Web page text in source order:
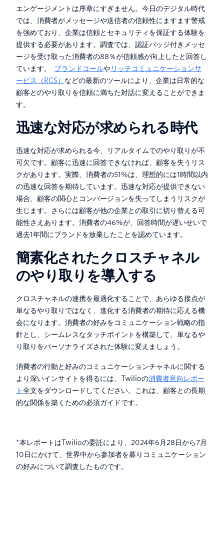
エンゲージメントは序章にすぎません。今日のデジタル時代
では、消費者がメッセージや送信者の信頼性にますます警戒
を強めており、企業は信頼とセキュリティを保証する体験を
提供する必要があります。調査では、認証バッジ付きメッセ
ージを受け取った消費者の88％が信頼感が向上したと回答し
ています。 ブランドコールやリッチコミュニケーションサ
ービス（RCS） などの最新のツールにより、企業は日常的な
顧客とのやり取りを信頼に満ちた対話に変えることができま
す。
迅速な対応が求められる時代
迅速な対応が求められる今、リアルタイムでのやり取りが不
可欠です。顧客に迅速に回答できなければ、顧客を失うリス
クがあります。実際、消費者の51%は、理想的には1時間以内
の迅速な回答を期待しています。迅速な対応が提供できない
場合、顧客の関心とコンバージョンを失ってしまうリスクが
生じます。さらには顧客が他の企業との取引に切り替える可
能性さえあります。消費者の46%が、回答時間が遅いせいで
過去1年間にブランドを放棄したことを認めています。
簡素化されたクロスチャネル
のやり取りを導入する
クロスチャネルの連携を最適化することで、あらゆる接点が
単なるやり取りではなく、進化する消費者の期待に応える機
会になります。消費者の好みをコミュニケーション戦略の指
針とし、‍シームレスなタッチポイントを構築して、単なるや
り取りをパーソナライズされた体験に変えましょう。
消費者の行動と好みのコミュニケーションチャネルに関する
より深いインサイトを得るには、Twilioの消費者意向レポー
ト全文をダウンロードしてください。これは、顧客との長期
的な関係を築くための必須ガイドです。
*本レポートはTwilioの委託により、2024年6月28日から7月
10日にかけて、世界中から参加者を募りコミュニケーション
の好みについて調査したものです。